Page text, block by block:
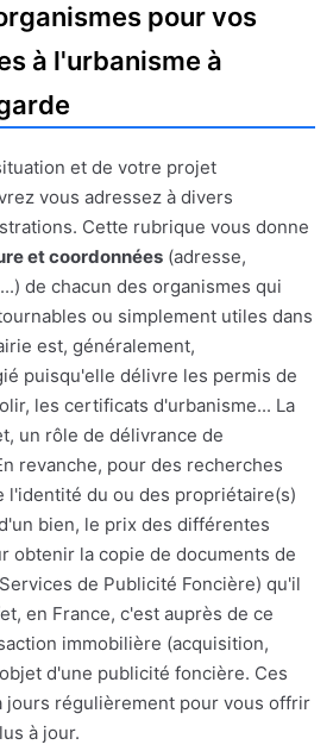
pour vos
à l'urbanisme à
et de votre projet
vous adressez à divers
Cette rubrique vous donne
et coordonnées (adresse,
de chacun des organismes qui
ou simplement utiles dans
est, généralement,
puisqu'elle délivre les permis de
les certificats d'urbanisme... La
un rôle de délivrance de
revanche, pour des recherches
l'identité du ou des propriétaire(s)
bien, le prix des différentes
obtenir la copie de documents de
de Publicité Foncière) qu'il
en France, c'est auprès de ce
immobilière (acquisition,
d'une publicité foncière. Ces
jours régulièrement pour vous offrir
à jour.